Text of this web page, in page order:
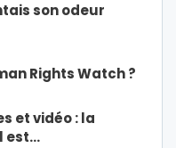
son odeur
Rights Watch ?
et vidéo : la
est…